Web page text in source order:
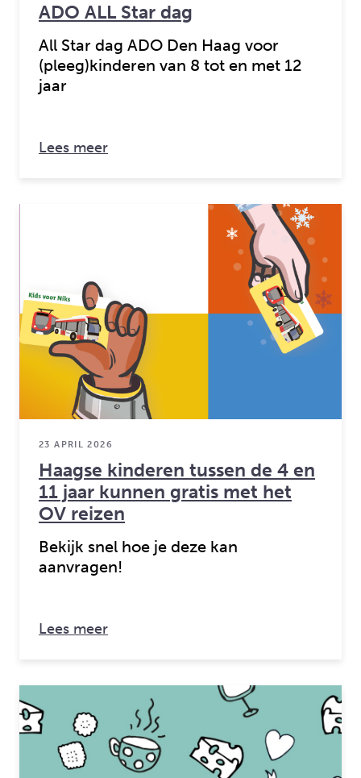
ADO ALL Star dag
All Star dag ADO Den Haag voor
(pleeg)kinderen van 8 tot en met 12
jaar
Lees meerover: ADO ALL Star dag
Haagse kinderen tussen de 4 en
11 jaar kunnen gratis met het
OV reizen
23 APRIL 2026
Bekijk snel hoe je deze kan
aanvragen!
Lees meerover: Haagse kinderen tussen de 4